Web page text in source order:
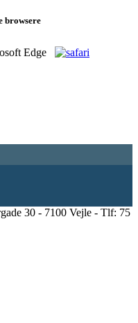
browsere
30 - 7100 Vejle - Tlf: 75